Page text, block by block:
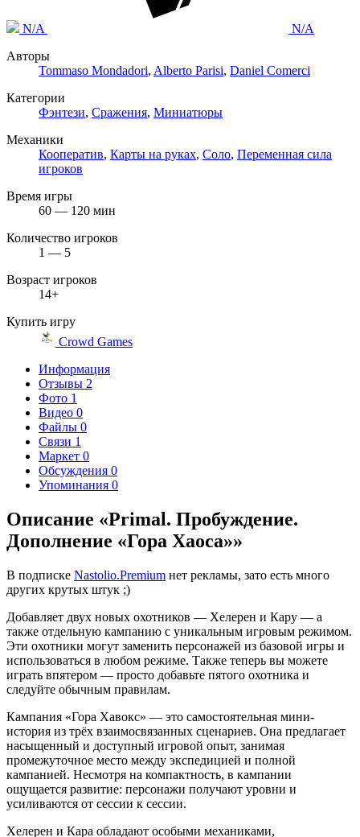
N/A
N/A
Авторы
Tommaso Mondadori, Alberto Parisi, Daniel Comerci
Категории
Фэнтези, Сражения, Миниатюры
Механики
Кооператив, Карты на руках, Соло, Переменная сила
игроков
Время игры
60 — 120 мин
Количество игроков
1 — 5
Возраст игроков
14+
Купить игру
Crowd Games
Информация
Отзывы 2
Фото 1
Видео 0
Файлы 0
Связи 1
Маркет 0
Обсуждения 0
Упоминания 0
Описание «Primal. Пробуждение.
Дополнение «Гора Хаоса»»
В подписке Nastolio.Premium нет рекламы, зато есть много
других крутых штук ;)
Добавляет двух новых охотников — Хелерен и Кару — а
также отдельную кампанию с уникальным игровым режимом.
Эти охотники могут заменить персонажей из базовой игры и
использоваться в любом режиме. Также теперь вы можете
играть впятером — просто добавьте пятого охотника и
следуйте обычным правилам.
Кампания «Гора Хавокс» — это самостоятельная мини-
история из трёх взаимосвязанных сценариев. Она предлагает
насыщенный и доступный игровой опыт, занимая
промежуточное место между экспедицией и полной
кампанией. Несмотря на компактность, в кампании
ощущается развитие: персонажи получают уровни и
усиливаются от сессии к сессии.
Хелерен и Кара обладают особыми механиками,